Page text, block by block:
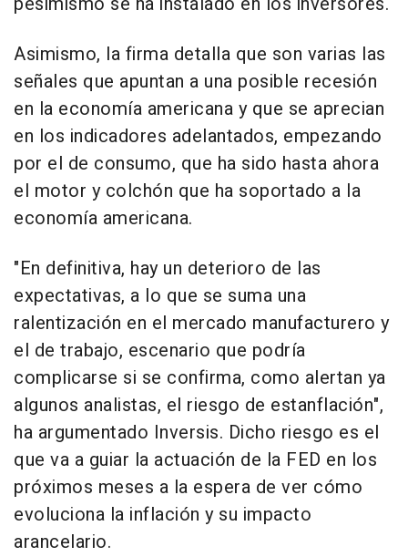
Asimismo, la firma detalla que son varias las
señales que apuntan a una posible recesión
en la economía americana y que se aprecian
en los indicadores adelantados, empezando
por el de consumo, que ha sido hasta ahora
el motor y colchón que ha soportado a la
economía americana.
"En definitiva, hay un deterioro de las
expectativas, a lo que se suma una
ralentización en el mercado manufacturero y
el de trabajo, escenario que podría
complicarse si se confirma, como alertan ya
algunos analistas, el riesgo de estanflación",
ha argumentado Inversis. Dicho riesgo es el
que va a guiar la actuación de la FED en los
próximos meses a la espera de ver cómo
evoluciona la inflación y su impacto
arancelario.